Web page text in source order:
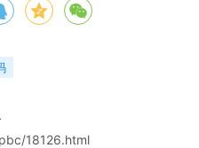
18126.html